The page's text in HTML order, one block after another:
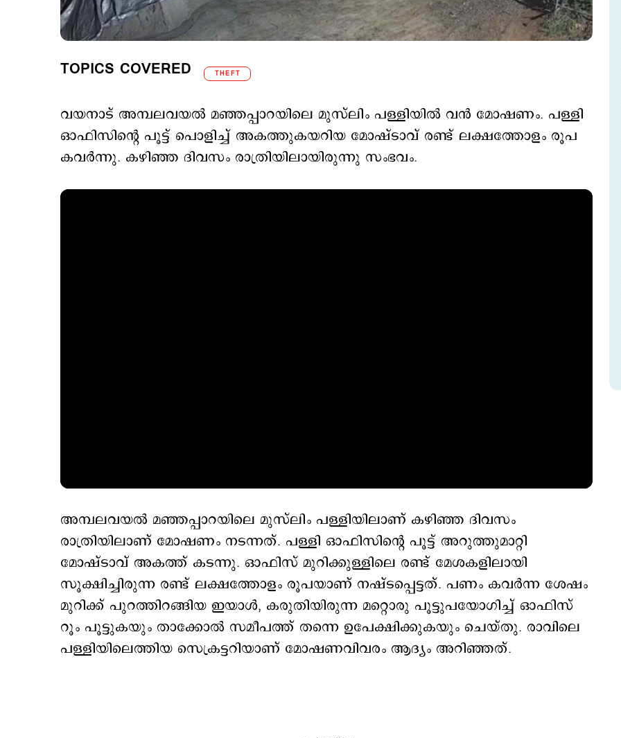
TOPICS COVERED THEFT
വയനാട് അമ്പലവയൽ മഞ്ഞപ്പാറയിലെ മുസ്‌ലിം പള്ളിയിൽ വൻ മോഷണം. പള്ളി
ഓഫിസിന്‍റെ പൂട്ട് പൊളിച്ച് അകത്തുകയറിയ മോഷ്ടാവ് രണ്ട് ലക്ഷത്തോളം രൂപ
കവർന്നു. കഴിഞ്ഞ ദിവസം രാത്രിയിലായിരുന്നു സംഭവം.
അമ്പലവയൽ മഞ്ഞപ്പാറയിലെ മുസ്‌ലിം പള്ളിയിലാണ് കഴിഞ്ഞ ദിവസം
രാത്രിയിലാണ് മോഷണം നടന്നത്. പള്ളി ഓഫിസിന്‍റെ പൂട്ട് അറുത്തുമാറ്റി
മോഷ്ടാവ് അകത്ത് കടന്നു. ഓഫിസ് മുറിക്കുള്ളിലെ രണ്ട് മേശകളിലായി
സൂക്ഷിച്ചിരുന്ന രണ്ട് ലക്ഷത്തോളം രൂപയാണ് നഷ്ടപ്പെട്ടത്. പണം കവർന്ന ശേഷം
മുറിക്ക് പുറത്തിറങ്ങിയ ഇയാൾ, കരുതിയിരുന്ന മറ്റൊരു പൂട്ടുപയോഗിച്ച് ഓഫിസ്
റൂം പൂട്ടുകയും താക്കോൽ സമീപത്ത് തന്നെ ഉപേക്ഷിക്കുകയും ചെയ്തു. രാവിലെ
പള്ളിയിലെത്തിയ സെക്രട്ടറിയാണ് മോഷണവിവരം ആദ്യം അറിഞ്ഞത്.